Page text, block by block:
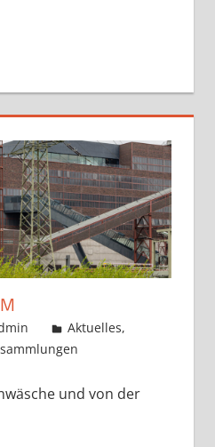
Aktuelles,
und von der